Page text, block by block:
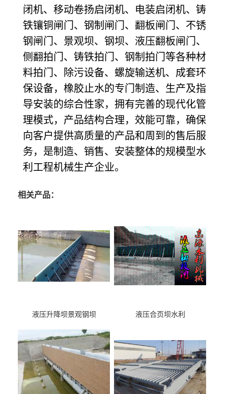
闭机、移动卷扬启闭机、电装启闭机、铸
铁镶铜闸门、钢制闸门、翻板闸门、不锈
钢闸门、景观坝、钢坝、液压翻板闸门、
侧翻拍门、铸铁拍门、钢制拍门等各种材
料拍门、除污设备、螺旋输送机、成套环
保设备，橡胶止水的专门制造、生产及指
导安装的综合性家，拥有完善的现代化管
理模式，产品结构合理，效能可靠，确保
向客户提供高质量的产品和周到的售后服
务，是制造、销售、安装整体的规模型水
利工程机械生产企业。
相关产品：
液压升降坝景观钢坝 液压合页坝水利